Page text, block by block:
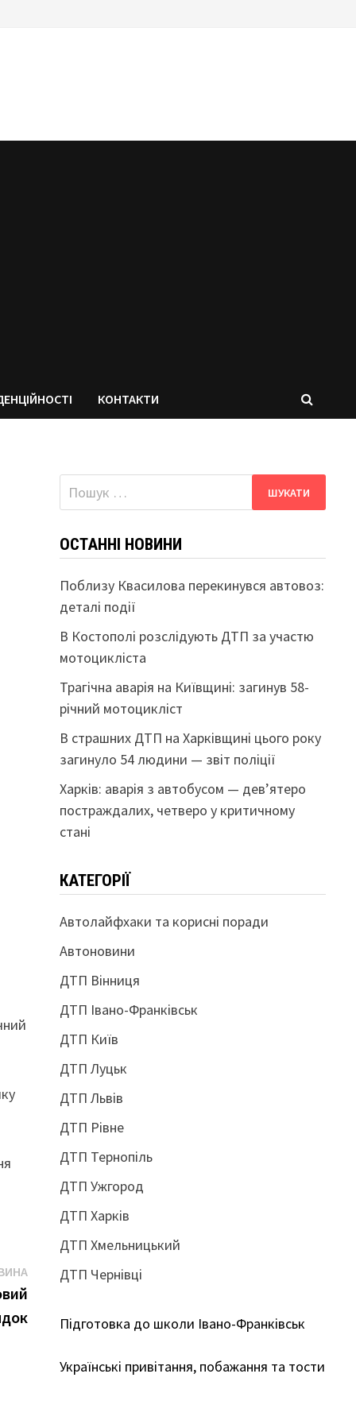
КОНТАКТИ
Наступна
новина:
Пошук:
ОСТАННІ НОВИНИ
Поблизу Квасилова перекинувся автовоз:
деталі події
В Костополі розслідують ДТП за участю
мотоцикліста
Трагічна аварія на Київщині: загинув 58-
річний мотоцикліст
В страшних ДТП на Харківщині цього року
загинуло 54 людини — звіт поліції
Харків: аварія з автобусом — дев’ятеро
постраждалих, четверо у критичному
стані
КАТЕГОРІЇ
Автолайфхаки та корисні поради
Автоновини
ДТП Вінниця
ДТП Івано-Франківськ
ДТП Київ
ДТП Луцьк
ДТП Львів
ДТП Рівне
ДТП Тернопіль
ДТП Ужгород
ДТП Харків
ДТП Хмельницький
ДТП Чернівці
Підготовка до школи Івано-Франківськ
Українські привітання, побажання та тости